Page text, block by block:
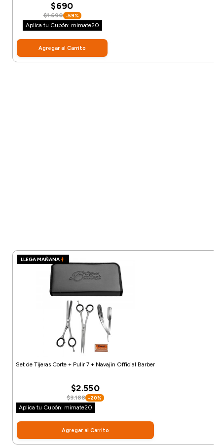
$690
$1.690 -59%
Aplica tu Cupón: mimate20
Agregar al Carrito
LLEGA MAÑANA
Set de Tijeras Corte + Pulir 7 + Navajin Official Barber
$2.550
$3.188 -20%
Aplica tu Cupón: mimate20
Agregar al Carrito